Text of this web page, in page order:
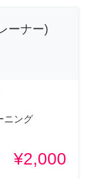
ーナー)
ニング
¥2,000